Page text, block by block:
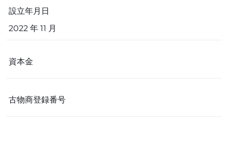
設立年月日
2022 年 11 月
資本金
古物商登録番号